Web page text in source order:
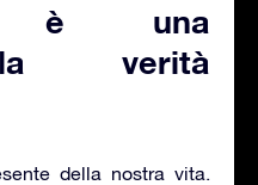
è una
verità
della nostra vita.